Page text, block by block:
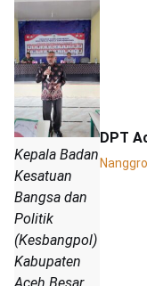
Kepala Badan
Kesatuan
Bangsa dan
Politik
(Kesbangpol)
Kabupaten
DPT